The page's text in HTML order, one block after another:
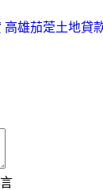
高雄茄萣土地貸